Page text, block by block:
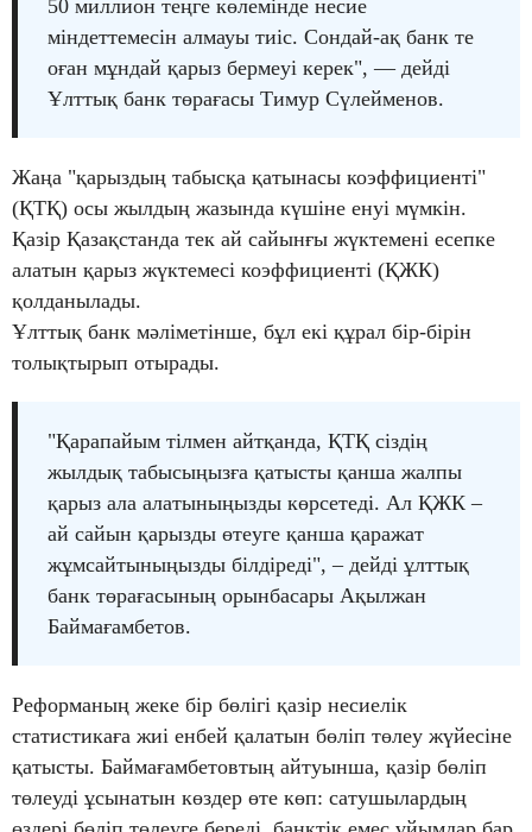
50 миллион теңге көлемінде несие
міндеттемесін алмауы тиіс. Сондай-ақ банк те
оған мұндай қарыз бермеуі керек", — дейді
Ұлттық банк төрағасы Тимур Сүлейменов.
Жаңа "қарыздың табысқа қатынасы коэффициенті"
(ҚТҚ) осы жылдың жазында күшіне енуі мүмкін.
Қазір Қазақстанда тек ай сайынғы жүктемені есепке
алатын қарыз жүктемесі коэффициенті (ҚЖК)
қолданылады.
Ұлттық банк мәліметінше, бұл екі құрал бір-бірін
толықтырып отырады.
"Қарапайым тілмен айтқанда, ҚТҚ сіздің
жылдық табысыңызға қатысты қанша жалпы
қарыз ала алатыныңызды көрсетеді. Ал ҚЖК –
ай сайын қарызды өтеуге қанша қаражат
жұмсайтыныңызды білдіреді", – дейді ұлттық
банк төрағасының орынбасары Ақылжан
Баймағамбетов.
Реформаның жеке бір бөлігі қазір несиелік
статистикаға жиі енбей қалатын бөліп төлеу жүйесіне
қатысты. Баймағамбетовтың айтуынша, қазір бөліп
төлеуді ұсынатын көздер өте көп: сатушылардың